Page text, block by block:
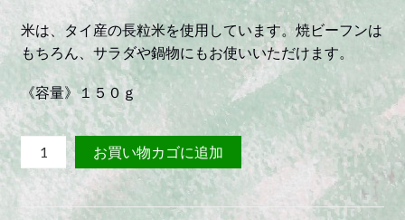
米は、タイ産の長粒米を使用しています。焼ビーフンは
もちろん、サラダや鍋物にもお使いいただけます。
《容量》１５０ｇ
ー
ザ
お買い物カゴに追加